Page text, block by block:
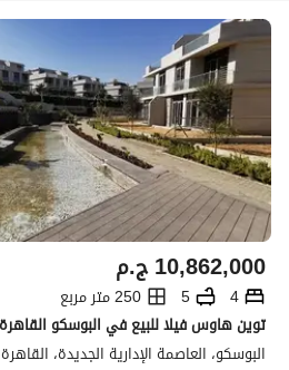
ج.م10,862,000
4
5
250 متر مربع
البوسكو، العاصمة الإدارية الجديدة، القاهرة